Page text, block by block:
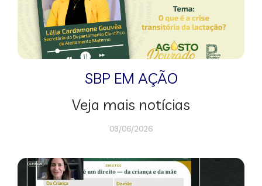
SBP EM AÇÃO
Veja mais notícias
08/06/2026